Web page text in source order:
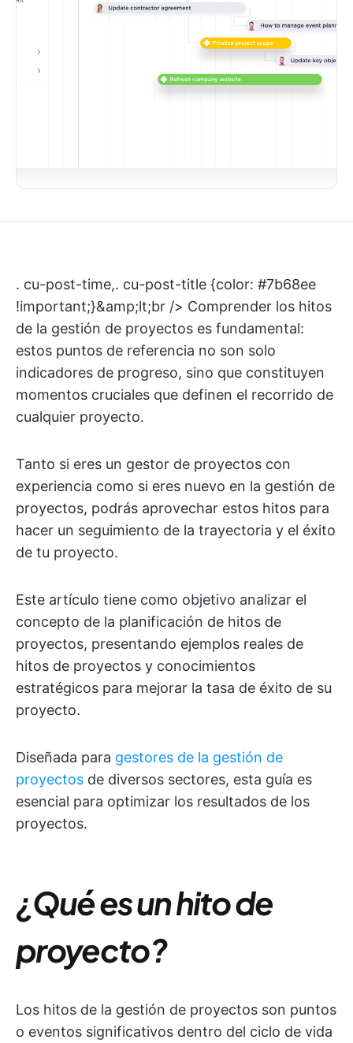
. cu-post-time,. cu-post-title {color: #7b68ee
!important;}&amp;lt;br /> Comprender los hitos
de la gestión de proyectos es fundamental:
estos puntos de referencia no son solo
indicadores de progreso, sino que constituyen
momentos cruciales que definen el recorrido de
cualquier proyecto.
Tanto si eres un gestor de proyectos con
experiencia como si eres nuevo en la gestión de
proyectos, podrás aprovechar estos hitos para
hacer un seguimiento de la trayectoria y el éxito
de tu proyecto.
Este artículo tiene como objetivo analizar el
concepto de la planificación de hitos de
proyectos, presentando ejemplos reales de
hitos de proyectos y conocimientos
estratégicos para mejorar la tasa de éxito de su
proyecto.
Diseñada para gestores de la gestión de
proyectos de diversos sectores, esta guía es
esencial para optimizar los resultados de los
proyectos.
¿Qué es un hito de
proyecto?
Los hitos de la gestión de proyectos son puntos
o eventos significativos dentro del ciclo de vida